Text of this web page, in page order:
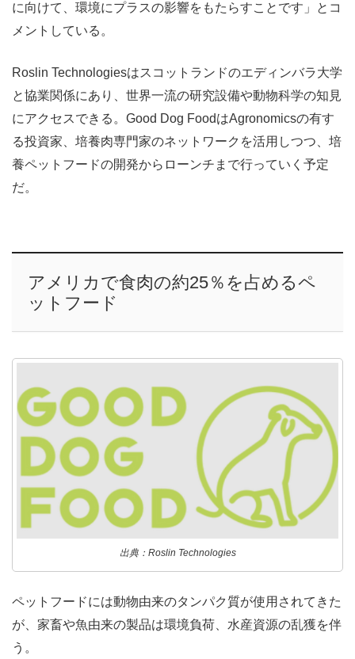
に向けて、環境にプラスの影響をもたらすことです」とコ
メントしている。
Roslin Technologiesはスコットランドのエディンバラ大学
と協業関係にあり、世界一流の研究設備や動物科学の知見
にアクセスできる。Good Dog FoodはAgronomicsの有す
る投資家、培養肉専門家のネットワークを活用しつつ、培
養ペットフードの開発からローンチまで行っていく予定
だ。
アメリカで食肉の約25％を占めるペ
ットフード
出典：Roslin Technologies
ペットフードには動物由来のタンパク質が使用されてきた
が、家畜や魚由来の製品は環境負荷、水産資源の乱獲を伴
う。